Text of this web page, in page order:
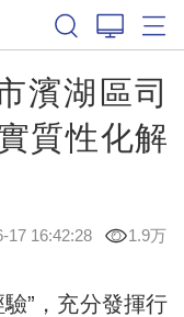
濱湖區司
質性化解
17 16:42:28 1.9万
”，充分發揮行